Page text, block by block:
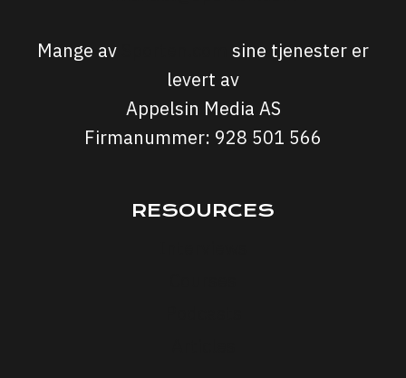
Mange av
sine tjenester er
levert av
Appelsin Media AS
Firmanummer: 928 501 566
RESOURCES